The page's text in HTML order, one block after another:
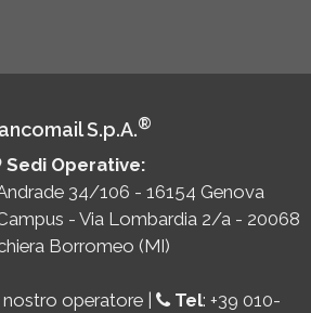
S.p.A.®
Sedi Operative:
34/106 - 16154 Genova
- Via Lombardia 2/a - 20068
Borromeo (MI)
nostro operatore | Tel: +39 010-